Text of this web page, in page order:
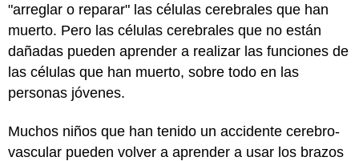
"arreglar o reparar" las células cerebrales que han
muerto. Pero las células cerebrales que no están
dañadas pueden aprender a realizar las funciones de
las células que han muerto, sobre todo en las
personas jóvenes.
Muchos niños que han tenido un accidente cerebro-
vascular pueden volver a aprender a usar los brazos